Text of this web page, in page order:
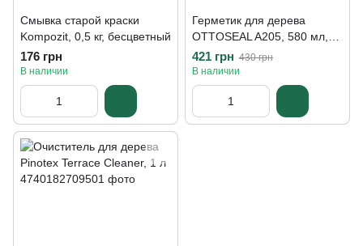
Смывка старой краски
Kompozit, 0,5 кг, бесцветный
176 грн
В наличии
Герметик для дерева
OTTOSEAL A205, 580 мл,
С01 - Белый
421 грн 430 грн
В наличии